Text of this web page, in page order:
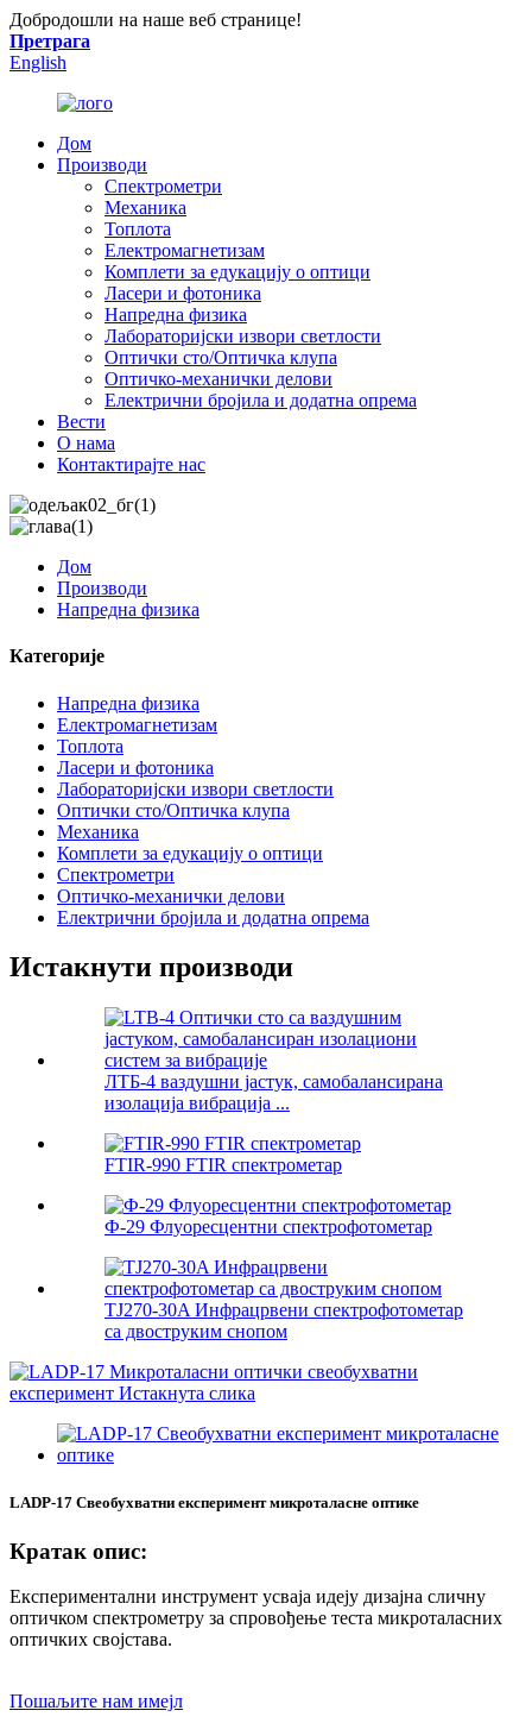
Добродошли на наше веб странице!
Претрага
English
Дом
Производи
Спектрометри
Механика
Топлота
Електромагнетизам
Комплети за едукацију о оптици
Ласери и фотоника
Напредна физика
Лабораторијски извори светлости
Оптички сто/Оптичка клупа
Оптичко-механички делови
Електрични бројила и додатна опрема
Вести
О нама
Контактирајте нас
Дом
Производи
Напредна физика
Категорије
Напредна физика
Електромагнетизам
Топлота
Ласери и фотоника
Лабораторијски извори светлости
Оптички сто/Оптичка клупа
Механика
Комплети за едукацију о оптици
Спектрометри
Оптичко-механички делови
Електрични бројила и додатна опрема
Истакнути производи
ЛТБ-4 ваздушни јастук, самобалансирана
изолација вибрација ...
FTIR-990 FTIR спектрометар
Ф-29 Флуоресцентни спектрофотометар
TJ270-30A Инфрацрвени спектрофотометар
са двоструким снопом
LADP-17 Свеобухватни експеримент микроталасне оптике
Кратак опис:
Експериментални инструмент усваја идеју дизајна сличну
оптичком спектрометру за спровођење теста микроталасних
оптичких својстава.
Пошаљите нам имејл